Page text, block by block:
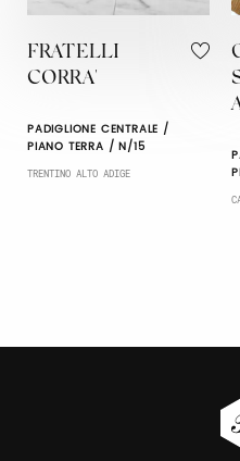
FRATELLI
CORRA'
PADIGLIONE CENTRALE /
PIANO TERRA / N/15
TRENTINO ALTO ADIGE